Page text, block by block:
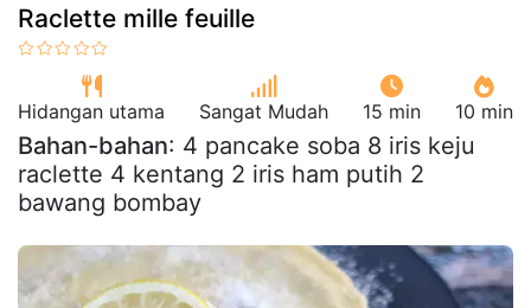
Raclette mille feuille
Hidangan utama Sangat Mudah 15 min 10 min
Bahan-bahan: 4 pancake soba 8 iris keju
raclette 4 kentang 2 iris ham putih 2
bawang bombay